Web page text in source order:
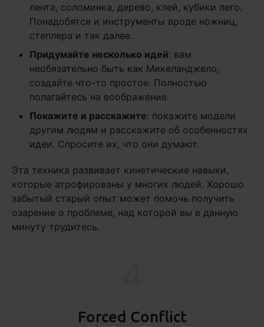
лента, соломинка, дерево, клей, кубики лего.
Понадобятся и инструменты вроде ножниц,
степлера и так далее.
Придумайте несколько идей: вам
необязательно быть как Микеланджело,
создайте что-то простое. Полностью
полагайтесь на воображение.
Покажите и расскажите: покажите модели
другим людям и расскажите об особенностях
идеи. Спросите их, что они думают.
Эта техника развивает кинетические навыки,
которые атрофированы у многих людей. Хорошо
забытый старый опыт может помочь получить
озарение о проблеме, над которой вы в данную
минуту трудитесь.
Forced Conflict